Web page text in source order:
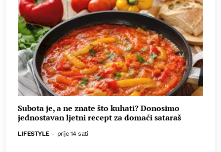
Subota je, a ne znate što kuhati? Donosimo
jednostavan ljetni recept za domaći sataraš
LIFESTYLE - prije 14 sati